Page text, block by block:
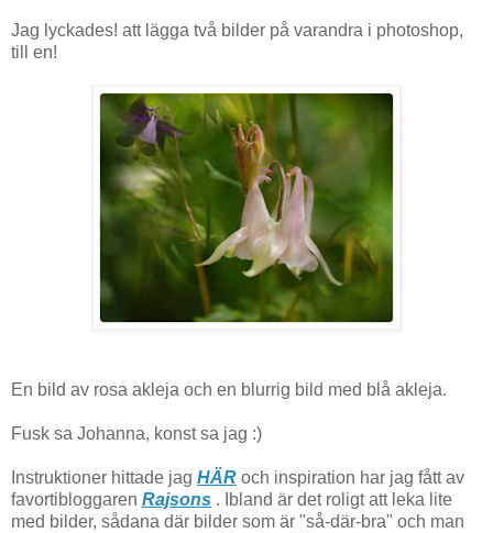
Jag lyckades! att lägga två bilder på varandra i photoshop,
till en!
En bild av rosa akleja och en blurrig bild med blå akleja.
Fusk sa Johanna, konst sa jag :)
Instruktioner hittade jag HÄR och inspiration har jag fått av
favortibloggaren Rajsons . Ibland är det roligt att leka lite
med bilder, sådana där bilder som är "så-där-bra" och man